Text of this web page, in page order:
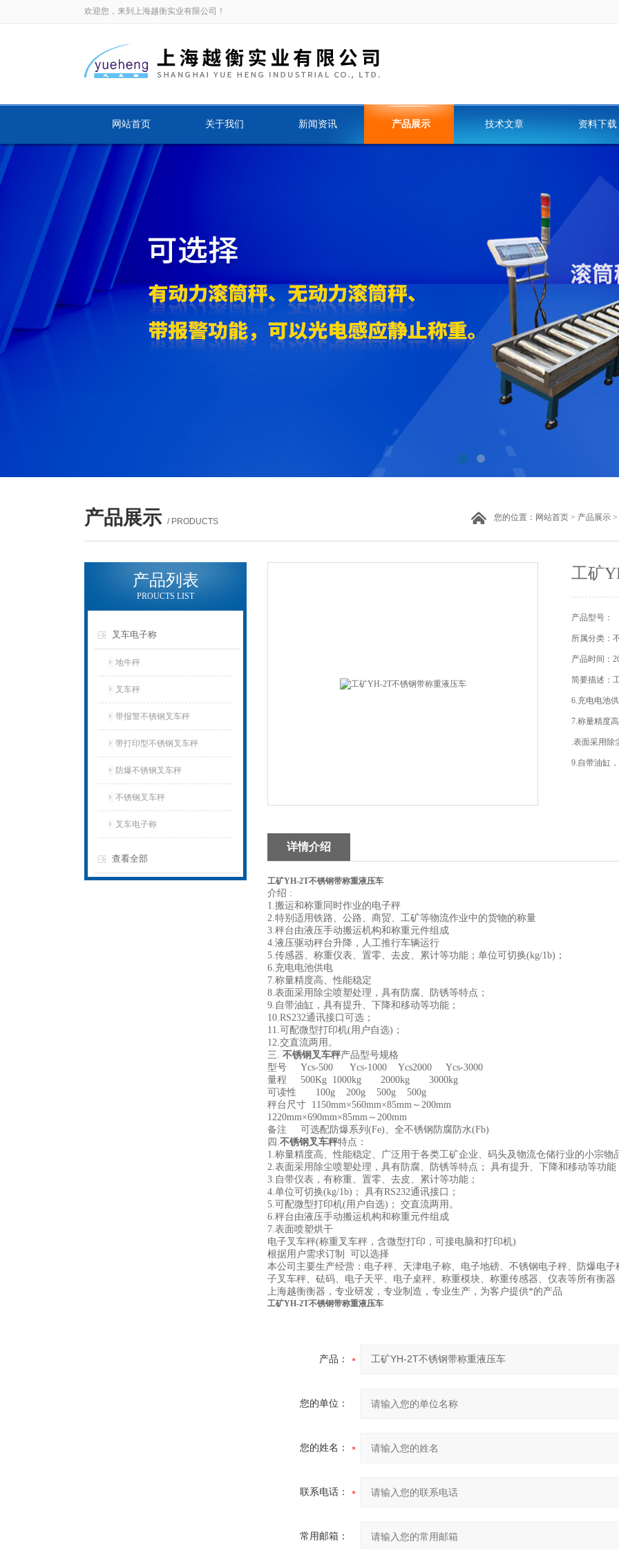
欢迎您，来到上海越衡实业有限公司！
网站首页 关于我们 新闻资讯 产品展示 技术文章 资料下载
产品展示 / PRODUCTS 您的位置： 网站首页 > 产品展示 >
产品列表
PROUCTS LIST
叉车电子称
地牛秤
叉车秤
带报警不锈钢叉车秤
带打印型不锈钢叉车秤
防爆不锈钢叉车秤
不锈钢叉车秤
叉车电子称
查看全部
工矿
产品型号：
所属分类：
产品时间：
简要描述：
6.充电电池
7.称量精度
.表面采用除
9.自带油缸
详情介绍
工矿YH-2T不锈钢带称重液压车
介绍 :
1.搬运和称重同时作业的电子秤
2.特别适用铁路、公路、商贸、工矿等物流作业中的货物的称量
3.秤台由液压手动搬运机构和称重元件组成
4.液压驱动秤台升降，人工推行车辆运行
5.传感器、称重仪表、置零、去皮、累计等功能；单位可切换(kg/1b)；
6.充电电池供电
7.称量精度高、性能稳定
8.表面采用除尘喷塑处理，具有防腐、防锈等特点；
9.自带油缸，具有提升、下降和移动等功能；
10.RS232通讯接口可选；
11.可配微型打印机(用户自选)；
12.交直流两用。
三. 不锈钢叉车秤产品型号规格
型号 Ycs-500 Ycs-1000 Ycs2000 Ycs-3000
量程 500Kg 1000kg 2000kg 3000kg
可读性 100g 200g 500g 500g
秤台尺寸 1150mm×560mm×85mm～200mm
1220mm×690mm×85mm～200mm
备注 可选配防爆系列(Fe)、全不锈钢防腐防水(Fb)
四.不锈钢叉车秤特点：
1.称量精度高、性能稳定、广泛用于各类工矿企业、码头及物流仓储行业的小宗物
2.表面采用除尘喷塑处理，具有防腐、防锈等特点； 具有提升、下降和移动等功能
3.自带仪表，有称重、置零、去皮、累计等功能；
4.单位可切换(kg/1b)； 具有RS232通讯接口；
5.可配微型打印机(用户自选)； 交直流两用。
6.秤台由液压手动搬运机构和称重元件组成
7.表面喷塑烘干
电子叉车秤(称重叉车秤，含微型打印，可接电脑和打印机)
根据用户需求订制 可以选择
本公司主要生产经营：电子秤、天津电子称、电子地磅、不锈钢电子秤、防爆电
子叉车秤、砝码、电子天平、电子桌秤、称重模块、称重传感器、仪表等所有衡器
上海越衡衡器，专业研发，专业制造，专业生产，为客户提供*的产品
工矿YH-2T不锈钢带称重液压车
产品：
您的单位：
您的姓名：
联系电话：
常用邮箱：